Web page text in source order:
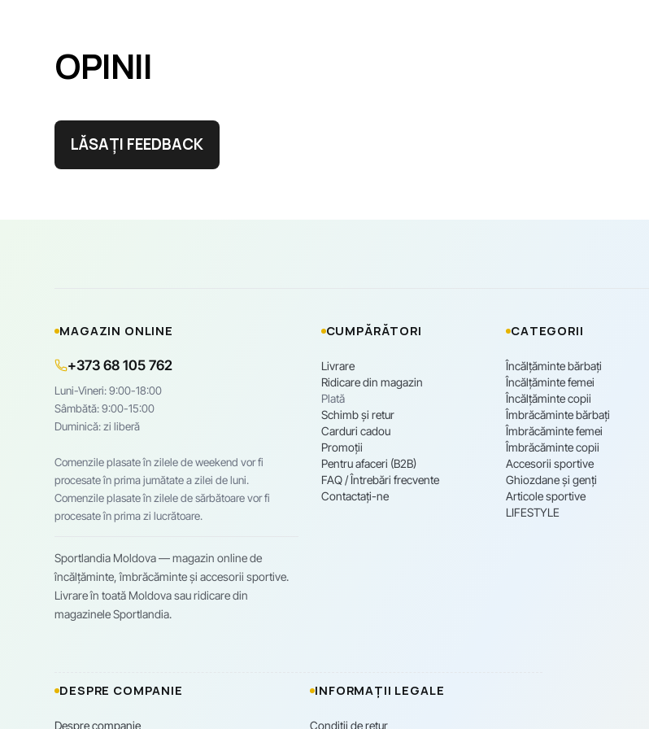
OPINII
LĂSAȚI FEEDBACK
MAGAZIN ONLINE
+373 68 105 762
Luni-Vineri: 9:00-18:00
Sâmbătă: 9:00-15:00
Duminică: zi liberă
Comenzile plasate în zilele de weekend vor fi
procesate în prima jumătate a zilei de luni.
Comenzile plasate în zilele de sărbătoare vor fi
procesate în prima zi lucrătoare.
Sportlandia Moldova — magazin online de
încălțăminte, îmbrăcăminte și accesorii sportive.
Livrare în toată Moldova sau ridicare din
magazinele Sportlandia.
CUMPĂRĂTORI
Livrare
Ridicare din magazin
Plată
Schimb și retur
Carduri cadou
Promoții
Pentru afaceri (B2B)
FAQ / Întrebări frecvente
Contactați-ne
CATEGORII
Încălțăminte bărbați
Încălțăminte femei
Încălțăminte copii
Îmbrăcăminte bărbați
Îmbrăcăminte femei
Îmbrăcăminte copii
Accesorii sportive
Ghiozdane și genți
Articole sportive
LIFESTYLE
DESPRE COMPANIE
Despre companie
INFORMAȚII LEGALE
Condiții de retur